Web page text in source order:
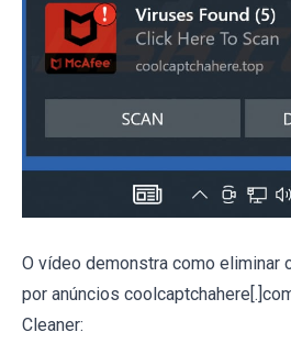
O vídeo demonstra como eliminar
por anúncios
Cleaner: